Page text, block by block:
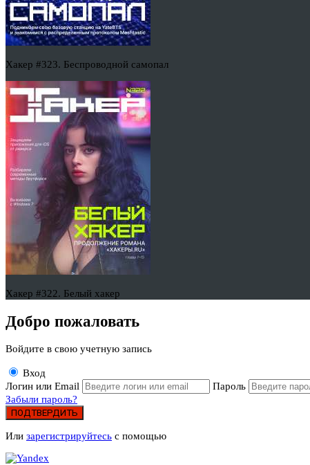
Хакер #323. Беспроводной самопал
Хакер #322. Белый хакер
Добро пожаловать
Войдите в свою учетную запись
Вход
Логин или Email
Пароль
Забыли пароль?
ПОДТВЕРДИТЬ
Или зарегистрируйтесь с помощью